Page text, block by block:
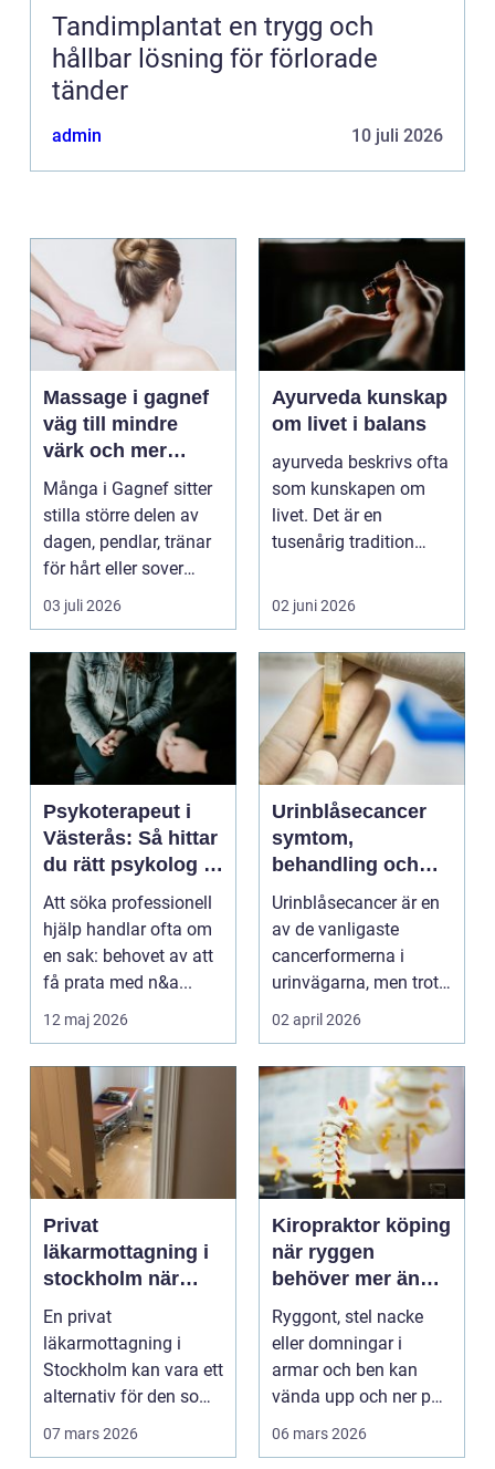
Tandimplantat en trygg och
hållbar lösning för förlorade
tänder
admin 10 juli 2026
Massage i gagnef
väg till mindre
värk och mer
vardagsenergi
Många i Gagnef sitter
stilla större delen av
dagen, pendlar, tränar
för hårt eller sover
dåligt. Axl...
03 juli 2026
Ayurveda kunskap
om livet i balans
ayurveda beskrivs ofta
som kunskapen om
livet. Det är en
tusenårig tradition
kropp,...
02 juni 2026
Psykoterapeut i
Västerås: Så hittar
du rätt psykolog i
Västerås för
samtal och terapi
Att söka professionell
hjälp handlar ofta om
en sak: behovet av att
få prata med n&a...
12 maj 2026
Urinblåsecancer
symtom,
behandling och
livet efter
diagnosen
Urinblåsecancer är en
av de vanligaste
cancerformerna i
urinvägarna, men trots
det hamnar den ofta
02 april 2026
Privat
läkarmottagning i
stockholm när
personlig vård och
specialistkunskap
är viktig
En privat
läkarmottagning i
Stockholm kan vara ett
alternativ för den som
vill ha snabb tillgång
07 mars 2026
Kiropraktor köping
när ryggen
behöver mer än
vila
Ryggont, stel nacke
eller domningar i
armar och ben kan
vända upp och ner på
vardagen. Många
06 mars 2026